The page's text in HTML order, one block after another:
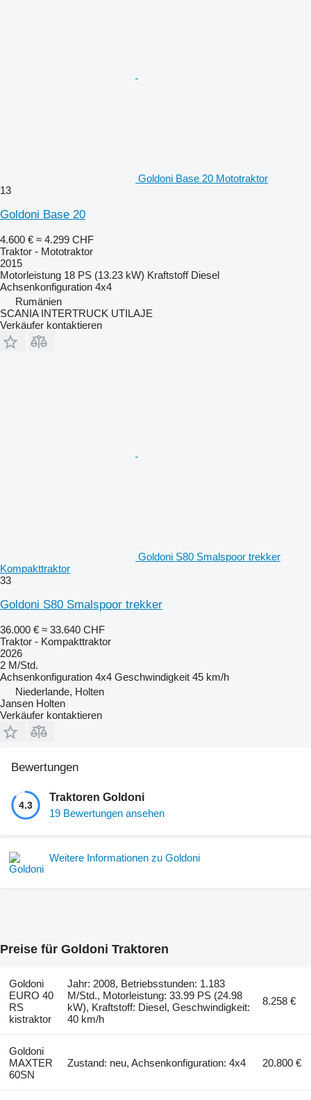
Goldoni Base 20 Mototraktor
13
Goldoni Base 20
4.600 € ≈ 4.299 CHF
Traktor - Mototraktor
2015
Motorleistung 18 PS (13.23 kW) Kraftstoff Diesel
Achsenkonfiguration 4x4
Rumänien
SCANIA INTERTRUCK UTILAJE
Verkäufer kontaktieren
Goldoni S80 Smalspoor trekker
Kompakttraktor
33
Goldoni S80 Smalspoor trekker
36.000 € ≈ 33.640 CHF
Traktor - Kompakttraktor
2026
2 M/Std.
Achsenkonfiguration 4x4 Geschwindigkeit 45 km/h
Niederlande, Holten
Jansen Holten
Verkäufer kontaktieren
Bewertungen
4.3
Traktoren Goldoni
19 Bewertungen ansehen
Weitere Informationen zu Goldoni
Preise für Goldoni Traktoren
Goldoni
EURO 40
RS
kistraktor
Jahr: 2008, Betriebsstunden: 1.183
M/Std., Motorleistung: 33.99 PS (24.98
kW), Kraftstoff: Diesel, Geschwindigkeit:
40 km/h
8.258 €
Goldoni
MAXTER
60SN
Zustand: neu, Achsenkonfiguration: 4x4 20.800 €